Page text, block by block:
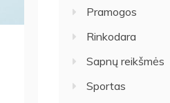
Pramogos
Rinkodara
Sapnų reikšmės
Sportas